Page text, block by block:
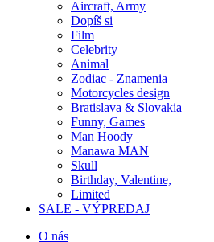
Aircraft, Army
Dopíš si
Film
Celebrity
Animal
Zodiac - Znamenia
Motorcycles design
Bratislava & Slovakia
Funny, Games
Man Hoody
Manawa MAN
Skull
Birthday, Valentine,
Limited
SALE - VÝPREDAJ
O nás